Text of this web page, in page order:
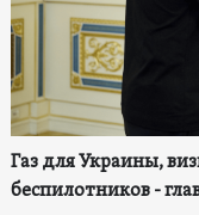
Газ для Украины,
беспилотников -